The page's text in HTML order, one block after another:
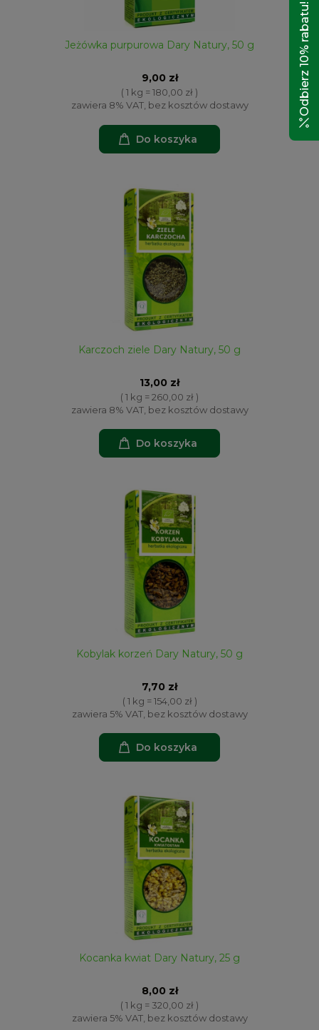
Jeżówka purpurowa Dary Natury, 50 g
9,00 zł
( 1 kg = 180,00 zł )
zawiera 8% VAT, bez kosztów dostawy
Do koszyka
Karczoch ziele Dary Natury, 50 g
13,00 zł
( 1 kg = 260,00 zł )
zawiera 8% VAT, bez kosztów dostawy
Do koszyka
Kobylak korzeń Dary Natury, 50 g
7,70 zł
( 1 kg = 154,00 zł )
zawiera 5% VAT, bez kosztów dostawy
Do koszyka
Kocanka kwiat Dary Natury, 25 g
8,00 zł
( 1 kg = 320,00 zł )
zawiera 5% VAT, bez kosztów dostawy
Odbierz 10% rabatu!